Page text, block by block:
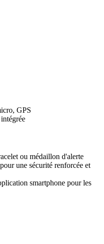
GPS
ou médaillon d'alerte
une sécurité renforcée et
smartphone pour les